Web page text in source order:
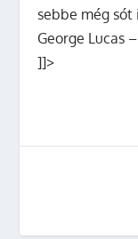
sebbe még
George Lucas
]]>